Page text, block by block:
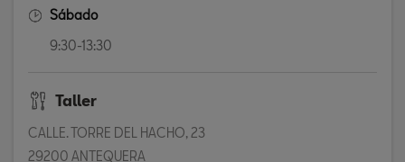
Sábado
9:30-13:30
Taller
CALLE. TORRE DEL HACHO, 23
29200 ANTEQUERA